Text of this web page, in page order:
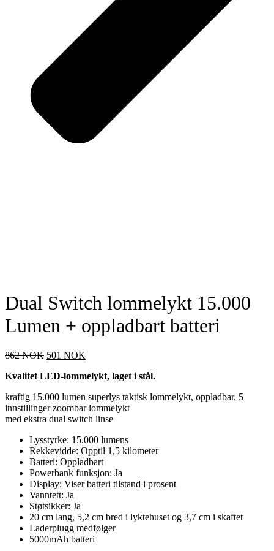
Dual Switch lommelykt 15.000
Lumen + oppladbart batteri
862NOK Opprinnelig
var:
501 NOK
er:
Kvalitet LED-lommelykt, laget i stål.
kraftig 15.000 lumen superlys taktisk lommelykt, oppladbar, 5
innstillinger zoombar lommelykt
med ekstra dual switch linse
Lysstyrke: 15.000 lumens
Rekkevidde: Opptil 1,5 kilometer
Batteri: Oppladbart
Powerbank funksjon: Ja
Display: Viser batteri tilstand i prosent
Vanntett: Ja
Støtsikker: Ja
20 cm lang, 5,2 cm bred i lyktehuset og 3,7 cm i skaftet
Laderplugg medfølger
5000mAh batteri